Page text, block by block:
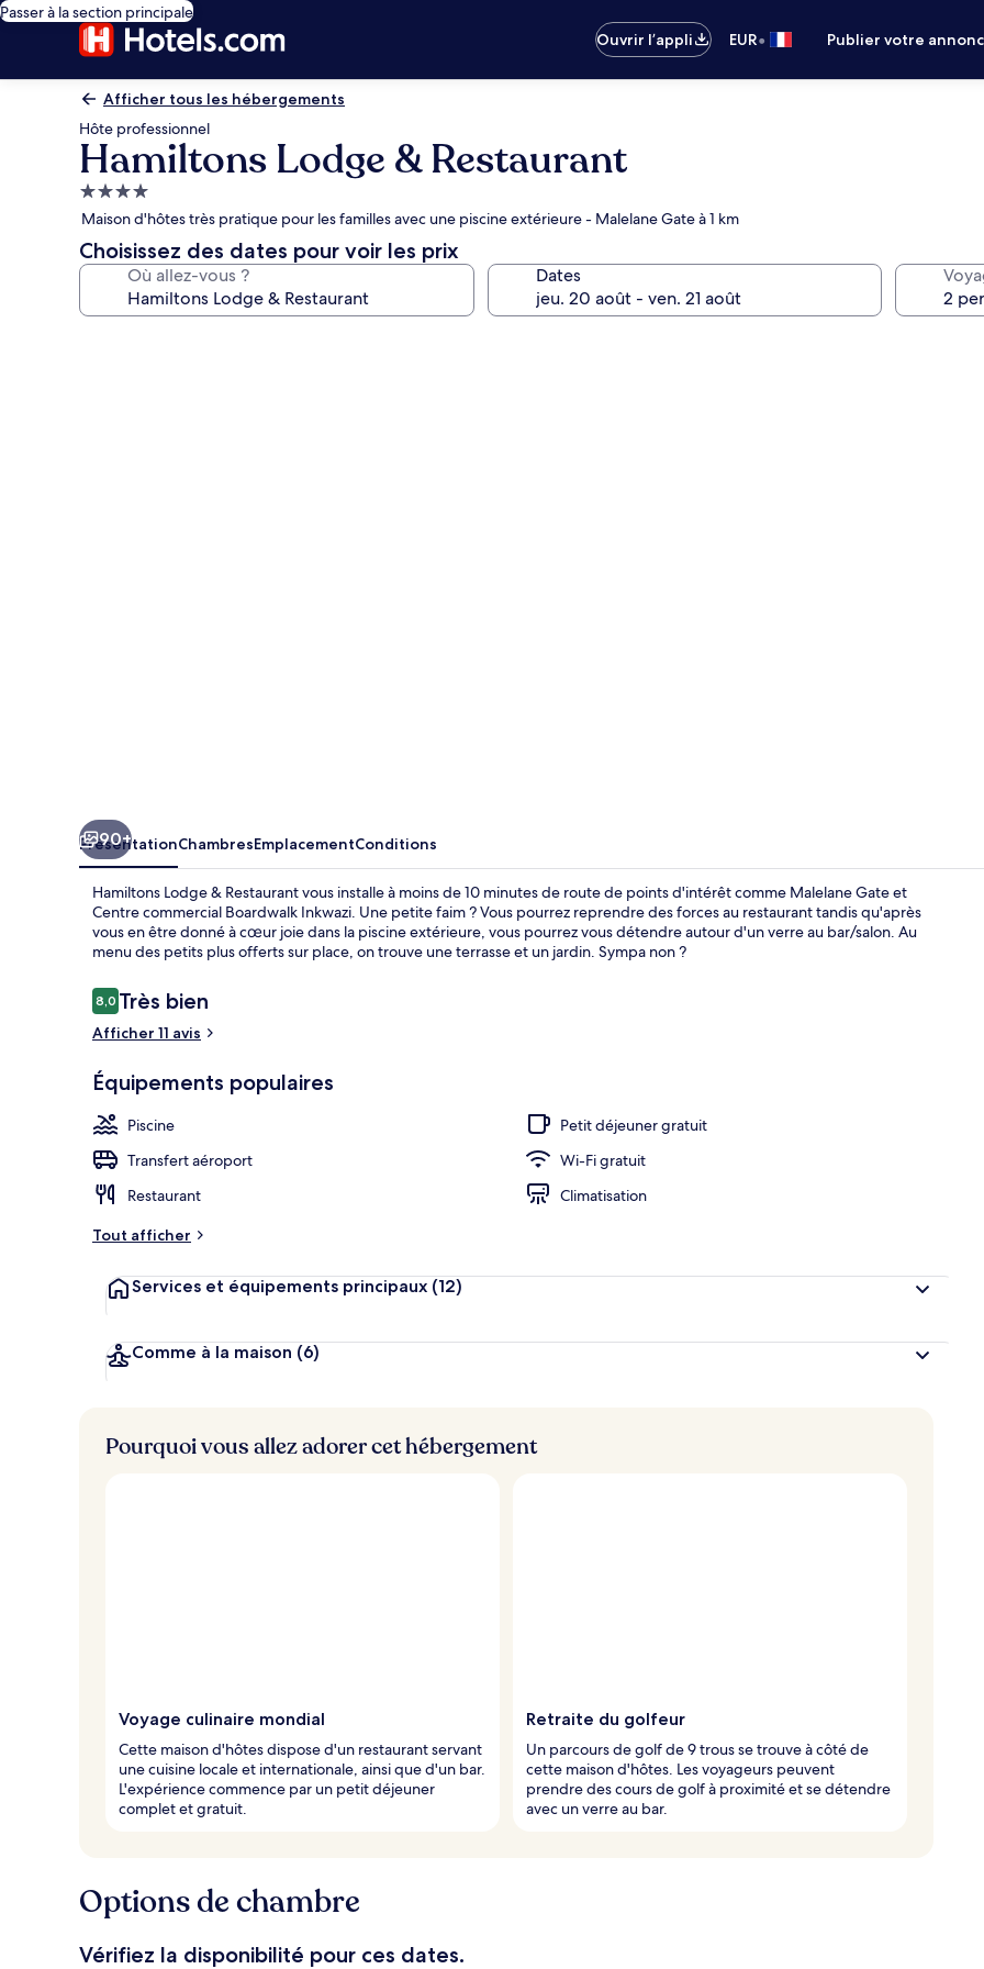
Passer à la section principale
Ouvrir l’appli
EUR• Publier votre
Afficher tous les hébergements
Hôte professionnel
Hamiltons Lodge & Restaurant
Hébergement
4.0 étoiles
Maison d'hôtes très pratique pour les familles avec une piscine extérieure - Malelane Gate à 1 km
Choisissez des dates pour voir les prix
Où allez-vous ? Dates
Chambre
90+
PrésentationChambresEmplacementConditions
Hamiltons Lodge & Restaurant vous installe à moins de 10 minutes de route de points d'intérêt comme Malelane Gate et
Centre commercial Boardwalk Inkwazi. Une petite faim ? Vous pourrez reprendre des forces au restaurant tandis qu'après
vous en être donné à cœur joie dans la piscine extérieure, vous pourrez vous détendre autour d'un verre au bar/salon. Au
menu des petits plus offerts sur place, on trouve une terrasse et un jardin. Sympa non ?
Avis
voyageurs
8,08,0 sur 10
Très bien
Afficher 11 avis
Équipements populaires
Piscine
Petit déjeuner gratuit
Transfert aéroport
Wi-Fi gratuit
Restaurant
Climatisation
Tout afficher
Services et équipements principaux (12)
Comme à la maison (6)
Pourquoi vous allez adorer cet hébergement
Voyage culinaire mondial
Cette maison d'hôtes dispose d'un restaurant servant
une cuisine locale et internationale, ainsi que d'un bar.
L'expérience commence par un petit déjeuner
complet et gratuit.
Retraite du golfeur
Un parcours de golf de 9 trous se trouve à côté de
cette maison d'hôtes. Les voyageurs peuvent
prendre des cours de golf à proximité et se détendre
avec un verre au bar.
Options de chambre
Vérifiez la disponibilité pour ces dates.